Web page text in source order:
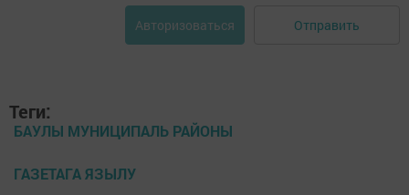
Авторизоваться Отправить
Теги:
БАУЛЫ МУНИЦИПАЛЬ РАЙОНЫ
ГАЗЕТАГА ЯЗЫЛУ